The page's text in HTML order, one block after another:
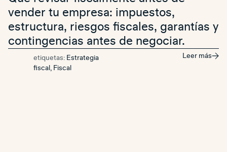
vender tu empresa: impuestos,
estructura, riesgos fiscales, garantías y
contingencias antes de negociar.
etiquetas: Estrategia
fiscal
Fiscal
Leer más